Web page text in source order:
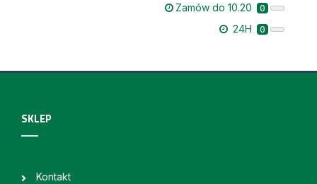
Zamów do 10.20 0
24H 0
SKLEP
Kontakt